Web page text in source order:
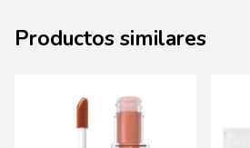
Productos similares